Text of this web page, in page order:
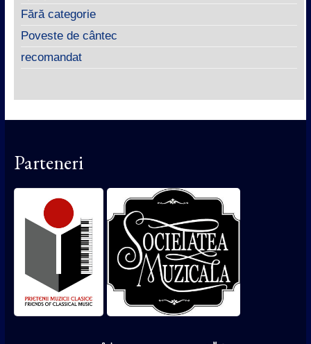
Fără categorie
Poveste de cântec
recomandat
Parteneri